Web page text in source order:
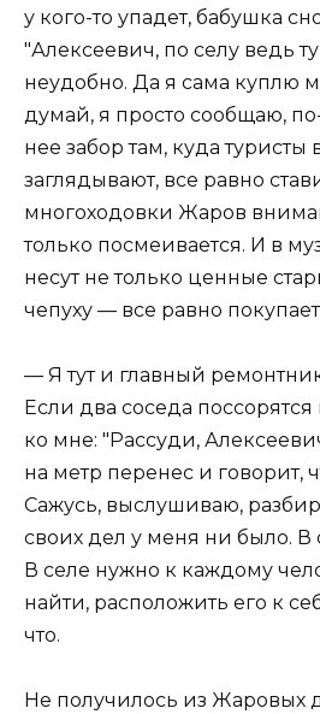
у кого-то упадет, бабушка
"Алексеевич, по селу ведь
неудобно. Да я сама куплю
думай, я просто сообщаю,
нее забор там, куда туристы
заглядывают, все равно
многоходовки Жаров
только посмеивается. И в
несут не только ценные
чепуху — все равно
— Я тут и главный
Если два соседа
ко мне: "Рассуди,
на метр перенес и говорит,
Сажусь, выслушиваю,
своих дел у меня ни было. В
В селе нужно к каждому
найти, расположить его к
что.
Не получилось из Жаровых